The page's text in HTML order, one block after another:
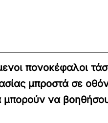
πονοκέφαλοι
μπροστά σε
μπορούν να